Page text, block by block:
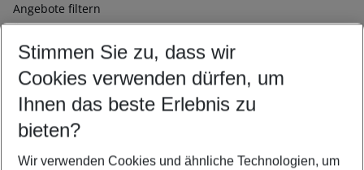
Angebote filtern
Ändern Sie Ihre Kriterien nach Ihren Wünschen
Abflughafen wählen
Beliebiger Abflughafen
Reisezeitraum wählen
09.08.26– 07.08.27 5-8 Nächte
2 Erwachsene Keine Kinder
Stimmen Sie zu, dass wir
Cookies verwenden dürfen, um
Ihnen das beste Erlebnis zu
bieten?
Wir verwenden Cookies und ähnliche Technologien, um